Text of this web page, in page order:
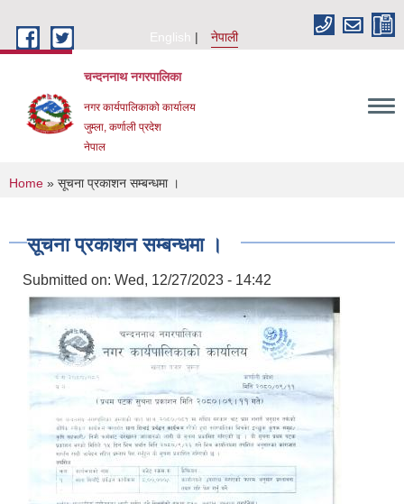
English
नेपाली
चन्दननाथ नगरपालिका
नगर कार्यपालिकाको कार्यालय
जुम्ला, कर्णाली प्रदेश
नेपाल
You are here
Home » सूचना प्रकाशन सम्बन्धमा ।
सूचना प्रकाशन सम्बन्धमा ।
Submitted on: Wed, 12/27/2023 - 14:42